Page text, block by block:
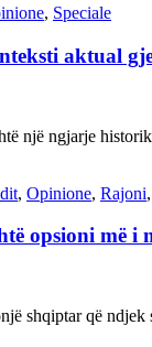
, Speciale
aktual
një ngjarje
, Opinione, Rajoni,
opsioni më i
shqiptar që